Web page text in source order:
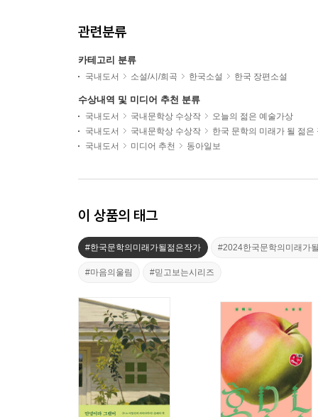
관련분류
카테고리 분류
국내도서 소설/시/희곡 한국소설 한국 장편소설
수상내역 및 미디어 추천 분류
국내도서 국내문학상 수상작
오늘의 젊은 예술가상
국내도서
국내문학상 수상작
한국 문학의 미래가 될 젊은
국내도서
미디어 추천 동아일보
이 상품의 태그
#한국문학의미래가될젊은작가 #2024한국문학의미래가
#마음의울림 #믿고보는시리즈